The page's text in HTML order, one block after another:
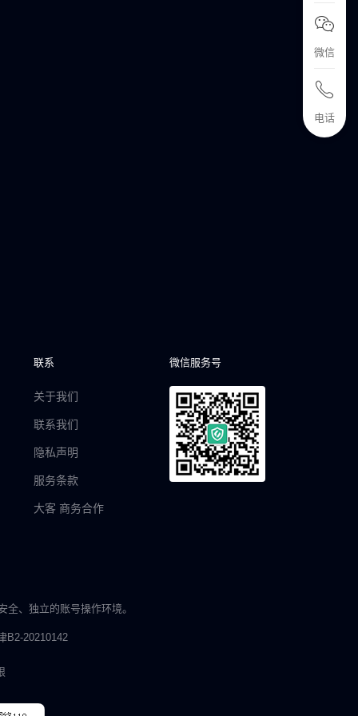
联系
关于我们
联系我们
隐私声明
服务条款
大客 商务合作
微信服务号
、独立的账号操作环境。
B2-20210142
微信
电话